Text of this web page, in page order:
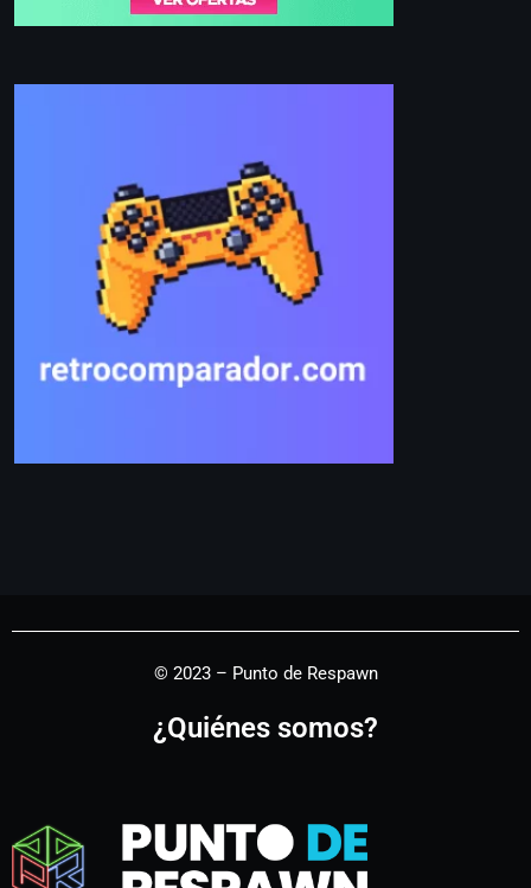
© 2023 – Punto de Respawn
¿Quiénes somos?